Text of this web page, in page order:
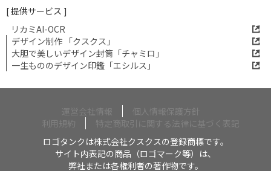
[ 提供サービス ]
リカミAI-OCR
デザイン制作 「クスクス」
大胆で美しいデザイン封筒「チャミロ」
一生もののデザイン印鑑「エシルス」
運営会社情報
個人情報保護方針
利用規約
特定商取引に関する法律に基づく表記
ロゴタンクは株式会社クスクスの登録商標です。
サイト内表記の商品（ロゴマーク等）は、
弊社または各権利者の著作物です。